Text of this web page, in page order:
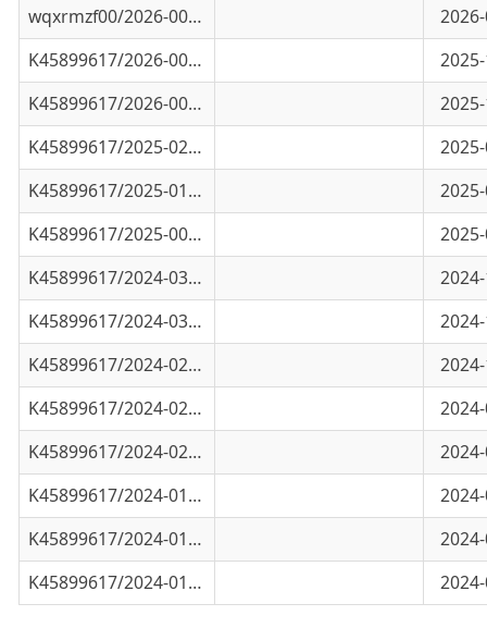
K45899617/2026-00163
乌恰县召开安委会暨防灾减灾救灾委全体
2025-11-28
K45899617/2025-02594 乌恰县2025年企业安全生产警示教育会议
2025-08-11
K45899617/2025-01663 乌恰县启动2025年“安全生产月”活动 筑牢
2025-06-24
K45899617/2025-00915 乌恰县应急管理局2025年一季度企业安全
2025-04-03
K45899617/2024-03086 乌恰县应急管理局10月检查情况简报
2024-11-04
K45899617/2024-02701 乌恰县应急管理局9月检查情况简报
2024-10-08
K45899617/2024-02359 应急管理局7月检查情况简报
2024-08-01
K45899617/2024-01802
应急管理局6月检查情况简报 2024-07-04
K45899617/2024-01801 应急管理局5月检查情况简报 2024-07-04
K45899617/2024-01223 2024-04-19
首页 上一页 1
共 50 条 / 共 4 页
主办：新疆乌恰县人民政府办公室承办：新疆乌恰县政务服务